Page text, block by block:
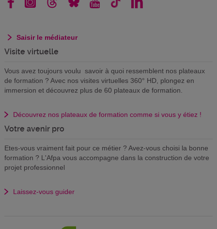
Saisir le médiateur
Visite virtuelle
Vous avez toujours voulu savoir à quoi ressemblent nos plateaux
de formation ? Avec nos visites virtuelles 360° HD, plongez en
immersion et découvrez plus de 60 plateaux de formation.
Découvrez nos plateaux de formation comme si vous y étiez !
Votre avenir pro
Etes-vous vraiment fait pour ce métier ? Avez-vous choisi la bonne
formation ? L'Afpa vous accompagne dans la construction de votre
projet professionnel
Laissez-vous guider